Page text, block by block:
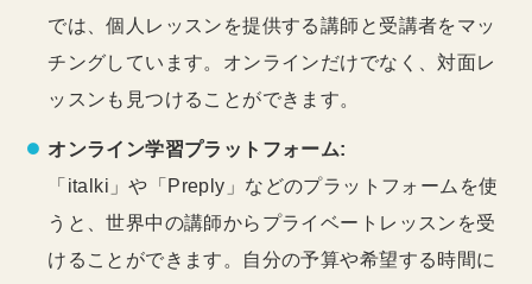
では、個人レッスンを提供する講師と受講者をマッ
チングしています。オンラインだけでなく、対面レ
ッスンも見つけることができます。
オンライン学習プラットフォーム:
「italki」や「Preply」などのプラットフォームを使
うと、世界中の講師からプライベートレッスンを受
けることができます。自分の予算や希望する時間に